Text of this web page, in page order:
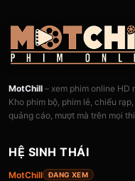
MotChill – xem phim online HD
Kho phim bộ, phim lẻ, chiếu
quảng cáo, mượt mà trên mọi
HỆ SINH THÁI
MotChill ĐANG XEM